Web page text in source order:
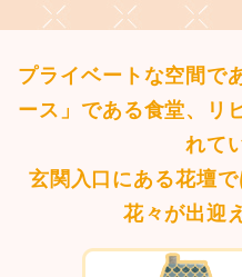
プライベートな空間で
ース」である食堂、リ
れて
玄関入口にある花壇
花々が出迎